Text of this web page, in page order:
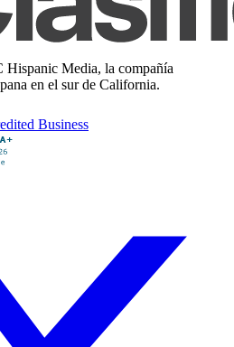
Hispanic Media, la compañía
en el sur de California.
Business